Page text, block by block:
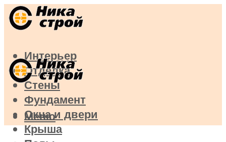
Интерьер
Отделка
Стены
Фундамент
Окна и двери
Крыша
Меню